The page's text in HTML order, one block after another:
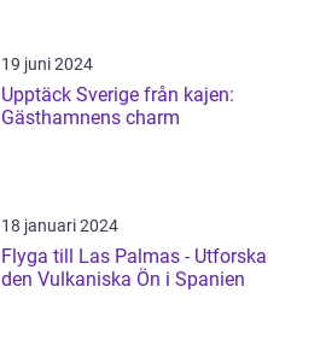
19 juni 2024
Upptäck Sverige från kajen:
Gästhamnens charm
18 januari 2024
Flyga till Las Palmas - Utforska
den Vulkaniska Ön i Spanien